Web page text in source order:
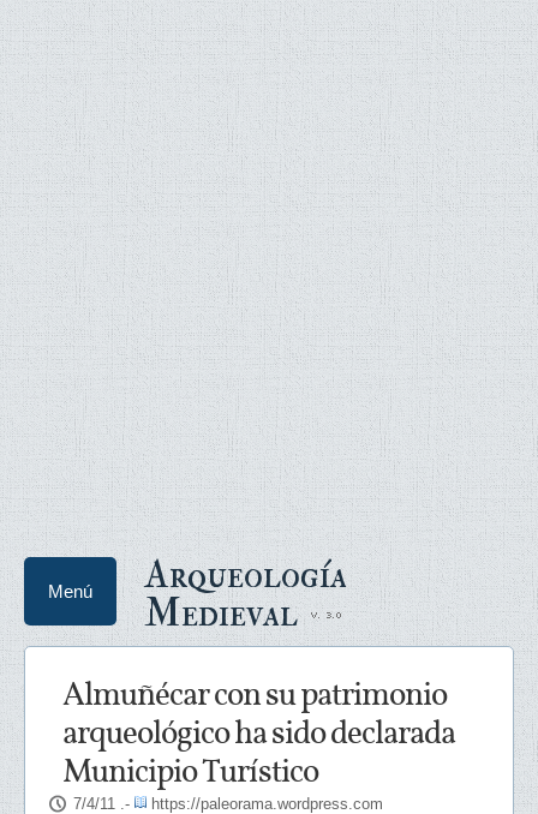
Arqueología
Medieval
Menú
Almuñécar con su patrimonio
arqueológico ha sido declarada
Municipio Turístico
7/4/11 .- https://paleorama.wordpress.com